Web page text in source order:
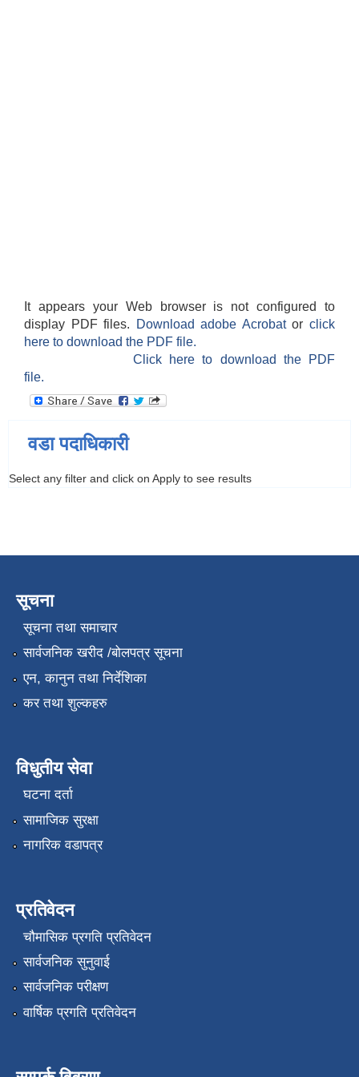
It appears your Web browser is not configured to
display PDF files.
Download adobe Acrobatorclick
here to download the PDF file.
Click here to download the PDF
file.
वडा पदाधिकारी
Select any filter and click on Apply to see results
सूचना
सूचना तथा समाचार
सार्वजनिक खरीद /बोलपत्र सूचना
एन, कानुन तथा निर्देशिका
कर तथा शुल्कहरु
विधुतीय सेवा
घटना दर्ता
सामाजिक सुरक्षा
नागरिक वडापत्र
प्रतिवेदन
चौमासिक प्रगति प्रतिवेदन
सार्वजनिक सुनुवाई
सार्वजनिक परीक्षण
वार्षिक प्रगति प्रतिवेदन